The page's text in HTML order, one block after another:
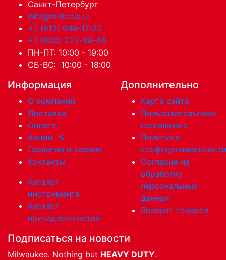
Санкт-Петербург
info@miltools.ru
+7 (812) 648-17-22
+7 (800) 222-98-46
ПН-ПТ: 10:00 - 19:00
СБ-ВС: 10:00 - 18:00
Информация
О компании
Доставка
Оплата
Акции %
Гарантия и сервис
Контакты
Каталог
инструмента
Каталог
принадлежностей
Дополнительно
Карта сайта
Пользовательское
соглашение
Политика
Согласие на
обработку
персональных
данных
Возврат товаров
Подписаться на новости
Milwaukee. Nothing but HEAVY DUTY.